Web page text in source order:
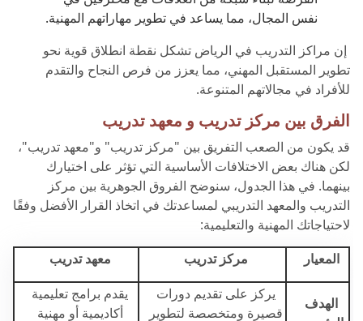
نفس المجال، مما يساعد في تطوير مهاراتهم المهنية.
إن مراكز التدريب في الرياض تشكل نقطة انطلاق قوية نحو
تطوير المستقبل المهني، مما يعزز من فرص النجاح والتقدم
للأفراد في مجالاتهم المتنوعة.
الفرق بين مركز تدريب و معهد تدريب
قد يكون من الصعب التفريق بين "مركز تدريب" و"معهد تدريب"،
لكن هناك بعض الاختلافات الأساسية التي تؤثر على اختيارك
بينهما. في هذا الجدول، سنوضح الفروق الجوهرية بين مركز
التدريب والمعهد التدريبي لمساعدتك في اتخاذ القرار الأفضل وفقًا
لاحتياجاتك المهنية والتعليمية:
المعيار
مركز تدريب معهد تدريب
الهدف
يركز على تقديم دورات
قصيرة ومتخصصة لتطوير
يقدم برامج تعليمية
أكاديمية أو مهنية